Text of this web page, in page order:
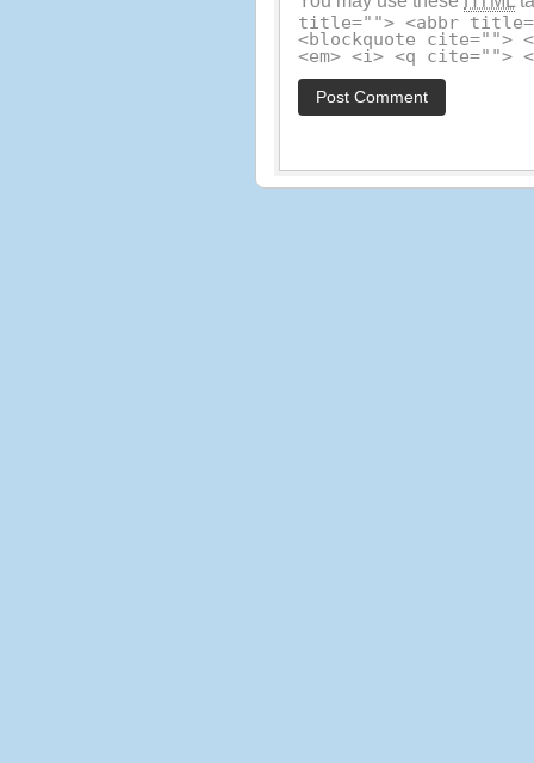
title=""> <abbr
<blockquote cite="">
<em> <i> <q cite="">